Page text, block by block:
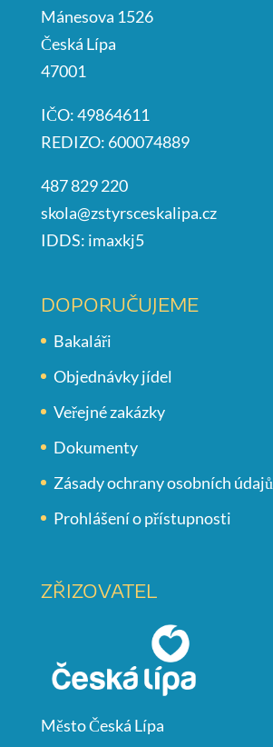
Mánesova 1526
Česká Lípa
47001
IČO: 49864611
REDIZO: 600074889
487 829 220
skola@zstyrsceskalipa.cz
IDDS: imaxkj5
DOPORUČUJEME
Bakaláři
Objednávky jídel
Veřejné zakázky
Dokumenty
Zásady ochrany osobních údajů
Prohlášení o přístupnosti
ZŘIZOVATEL
Město Česká Lípa